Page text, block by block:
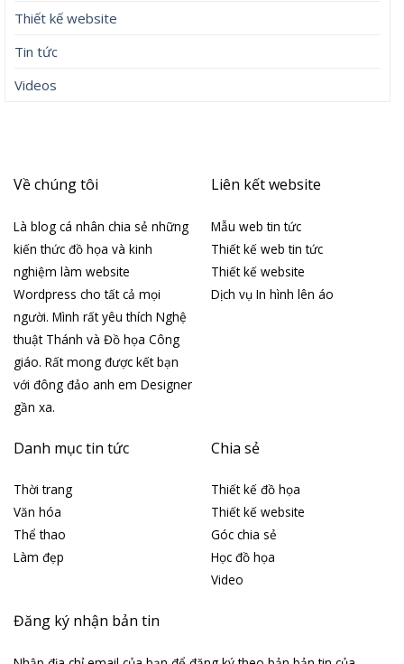
Thiết kế website
Tin tức
Videos
Về chúng tôi
Là blog cá nhân chia sẻ những
kiến thức đồ họa và kinh
nghiệm làm website
Wordpress cho tất cả mọi
người. Mình rất yêu thích Nghệ
thuật Thánh và Đồ họa Công
giáo. Rất mong được kết bạn
với đông đảo anh em Designer
gần xa.
Liên kết website
Mẫu web tin tức
Thiết kế web tin tức
Thiết kế website
Dịch vụ In hình lên áo
Danh mục tin tức
Thời trang
Văn hóa
Thể thao
Làm đẹp
Chia sẻ
Thiết kế đồ họa
Thiết kế website
Góc chia sẻ
Học đồ họa
Video
Đăng ký nhận bản tin